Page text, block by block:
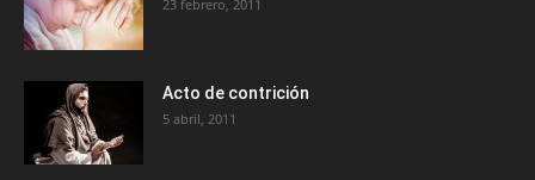
23 febrero, 2011
Acto de contrición
5 abril, 2011